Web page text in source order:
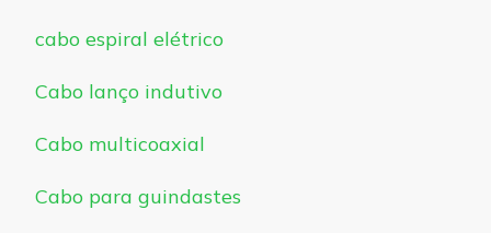
cabo espiral elétrico
Cabo lanço indutivo
Cabo multicoaxial
Cabo para guindastes